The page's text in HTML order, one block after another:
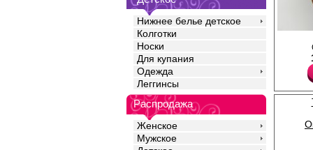
Нижнее белье детское
Колготки
Носки
Для купания
Одежда
Леггинсы
Распродажа
Женское
Мужское
режим от +10°С до -
мужская облегающего
"Термо", с длинными
с отворотом и
эффектом.
комбинированной
шерсти мериноса,
Подходит для
использования.
Акрил 10%
Шерсть 10%